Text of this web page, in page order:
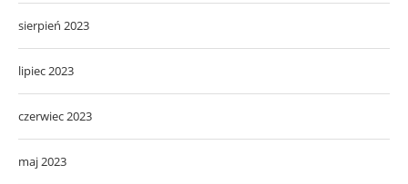
sierpień 2023
lipiec 2023
czerwiec 2023
maj 2023